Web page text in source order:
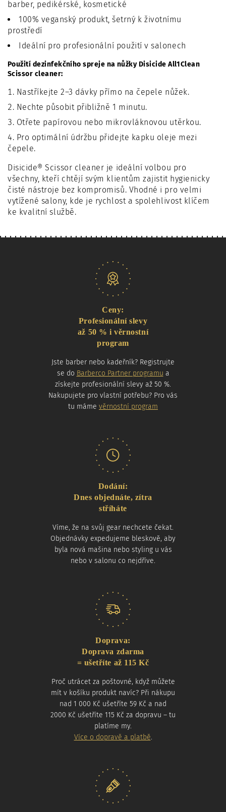
barber, pedikérské, kosmetické
100% veganský produkt, šetrný k životnímu
prostředí
Ideální pro profesionální použití v salonech
Použití dezinfekčního spreje na nůžky Disicide All1Clean
Scissor cleaner:
Nastříkejte 2–3 dávky přímo na čepele nůžek.
Nechte působit přibližně 1 minutu.
Otřete papírovou nebo mikrovláknovou utěrkou.
Pro optimální údržbu přidejte kapku oleje mezi
čepele.
Disicide® Scissor cleaner je ideální volbou pro
všechny, kteří chtějí svým klientům zajistit hygienicky
čisté nástroje bez kompromisů. Vhodné i pro velmi
vytížené salony, kde je rychlost a spolehlivost klíčem
ke kvalitní službě.
Ceny:
Profesionální slevy
až 50 % i věrnostní
program
Jste barber nebo kadeřník? Registrujte
se do Barberco Partner programu a
získejte profesionální slevy až 50 %.
Nakupujete pro vlastní potřebu? Pro vás
tu máme věrnostní program
Dodání:
Dnes objednáte, zítra
stříháte
Víme, že na svůj gear nechcete čekat.
Objednávky expedujeme bleskově, aby
byla nová mašina nebo styling u vás
nebo v salonu co nejdříve.
Doprava:
Doprava zdarma
= ušetříte až 115 Kč
Proč utrácet za poštovné, když můžete
mít v košíku produkt navíc? Při nákupu
nad 1 000 Kč ušetříte 59 Kč a nad
2000 Kč ušetříte 115 Kč za dopravu – tu
platíme my.
Více o dopravě a platbě.